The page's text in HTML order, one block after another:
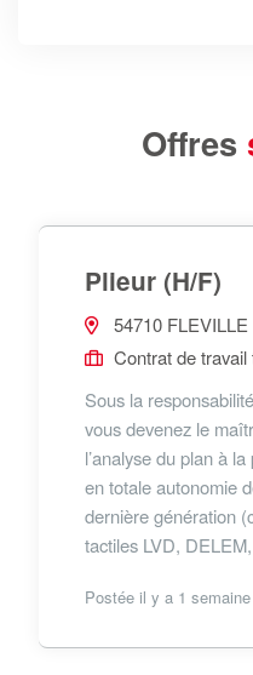
Offres
Plieur (H/F)
54710
Contrat de travail
Sous la
vous devenez le
l’analyse du plan à
en totale autonomie
dernière génération
tactiles LVD,
Postée il y a 1 semaine